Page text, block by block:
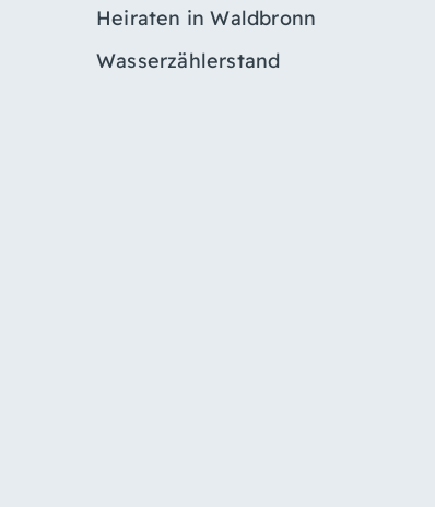
Heiraten in Waldbronn
Wasserzählerstand